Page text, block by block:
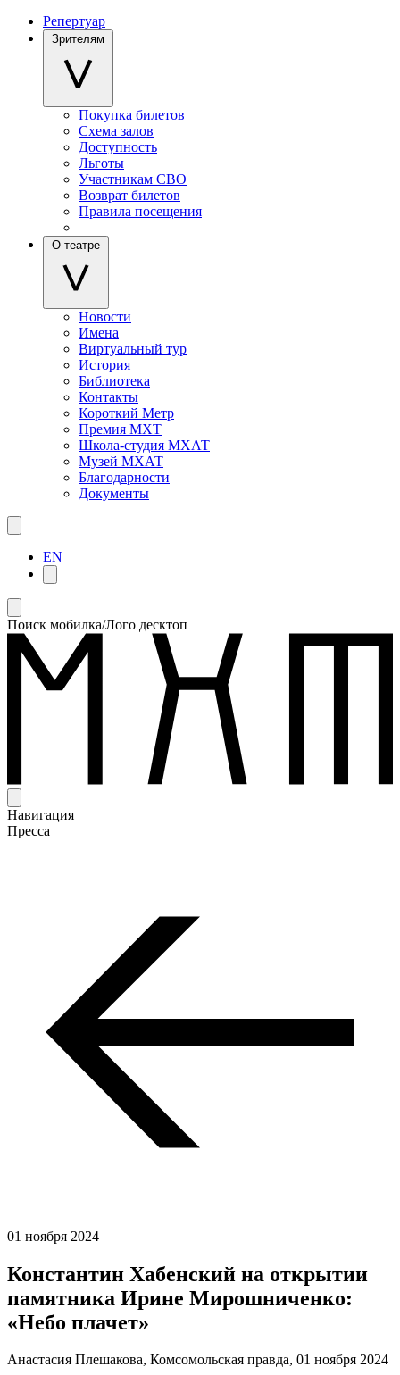
Репертуар
Зрителям
Покупка билетов
Схема залов
Доступность
Льготы
Участникам СВО
Возврат билетов
Правила посещения
О театре
Новости
Имена
Виртуальный тур
История
Библиотека
Контакты
Короткий Метр
Премия МХТ
Школа-студия МХАТ
Музей МХАТ
Благодарности
Документы
EN
Поиск мобилка/Лого десктоп
Навигация
Пресса
01 ноября 2024
Константин Хабенский на открытии
памятника Ирине Мирошниченко:
«Небо плачет»
Анастасия Плешакова, Комсомольская правда, 01 ноября 2024